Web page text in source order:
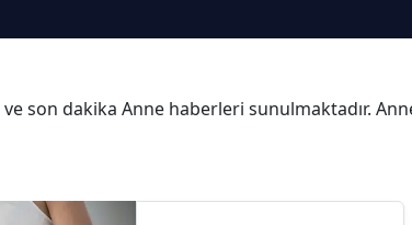
son dakika Anne haberleri sunulmaktadır.